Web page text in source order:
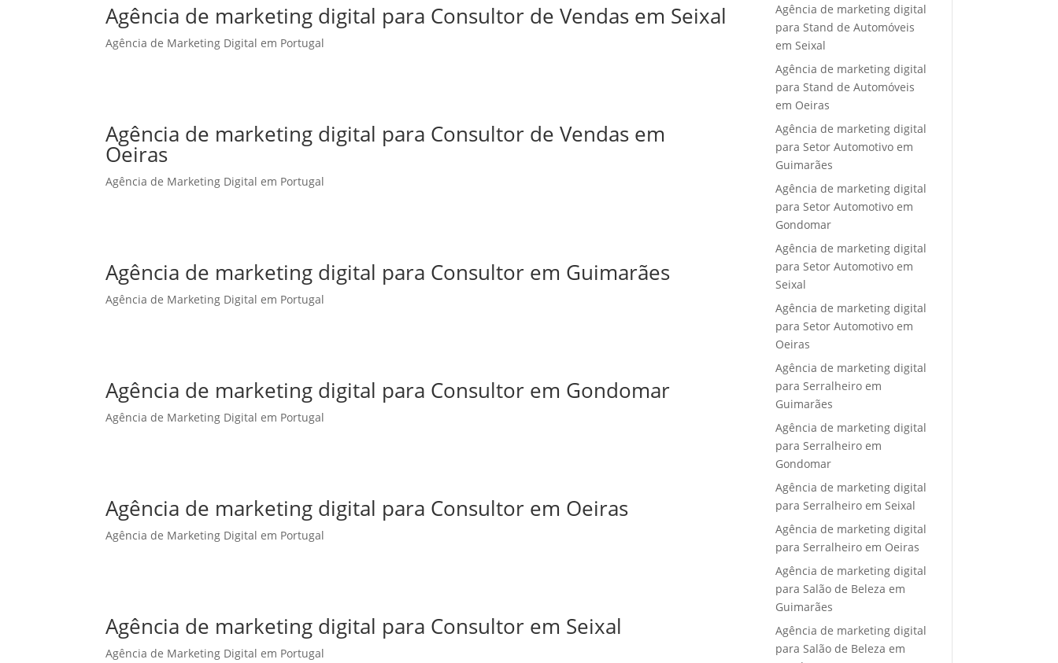
Agência de marketing digital para Consultor de Vendas em Seixal
Agência de Marketing Digital em Portugal
Agência de marketing digital para Consultor de Vendas em
Oeiras
Agência de Marketing Digital em Portugal
Agência de marketing digital para Consultor em Guimarães
Agência de Marketing Digital em Portugal
Agência de marketing digital para Consultor em Gondomar
Agência de Marketing Digital em Portugal
Agência de marketing digital para Consultor em Oeiras
Agência de Marketing Digital em Portugal
Agência de marketing digital para Consultor em Seixal
Agência de Marketing Digital em Portugal
Agência de marketing digital
para Stand de Automóveis
em Seixal
Agência de marketing digital
para Stand de Automóveis
em Oeiras
Agência de marketing digital
para Setor Automotivo em
Guimarães
Agência de marketing digital
para Setor Automotivo em
Gondomar
Agência de marketing digital
para Setor Automotivo em
Seixal
Agência de marketing digital
para Setor Automotivo em
Oeiras
Agência de marketing digital
para Serralheiro em
Guimarães
Agência de marketing digital
para Serralheiro em
Gondomar
Agência de marketing digital
para Serralheiro em Seixal
Agência de marketing digital
para Serralheiro em Oeiras
Agência de marketing digital
para Salão de Beleza em
Guimarães
Agência de marketing digital
para Salão de Beleza em